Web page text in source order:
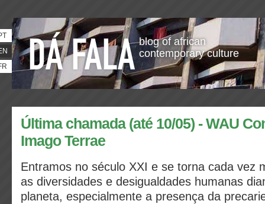
blog of african
contemporary culture
Última chamada (até 10/05) - WAU
Imago Terrae
Entramos no século XXI e se torna cada vez
as diversidades e desigualdades humanas
planeta, especialmente a presença da